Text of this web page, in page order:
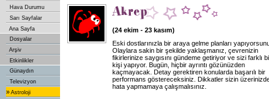
Hava Durumu
Sarı Sayfalar
Ana Sayfa
Dosyalar
Arşiv
Etkinlikler
Günaydın
Televizyon
» Astroloji
(24 ekim - 23 kasım)
Eski dostlarınızla bir araya gelme planları
Olaylara sakin bir şekilde yaklaşmanız, çevrenizin
fikirlerinize saygısını gündeme getiriyor ve sizi farklı
kişi yapıyor. Bugün, hiçbir ayrıntı gözünüzden
kaçmayacak. Detay gerektiren konularda başarılı bir
performans göstereceksiniz. Dikkatler sizin
hata yapmamaya çalışmalısınız.